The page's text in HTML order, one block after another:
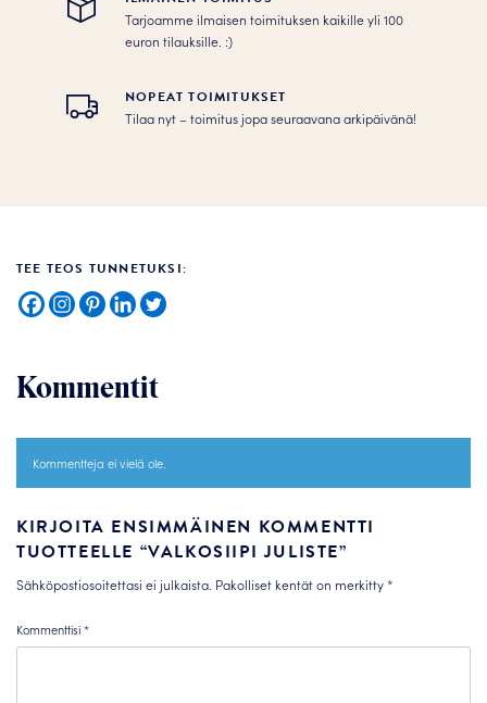
Tarjoamme ilmaisen toimituksen kaikille yli 100
euron tilauksille. :­­)
NOPEAT TOIMITUKSET
Tilaa nyt – toimitus jopa seuraavana arkipäivänä!
TEE TEOS TUNNETUKSI:
Kommentit
Kommentteja ei vielä ole.
KIRJOITA ENSIMMÄINEN KOMMENTTI
TUOTTEELLE “VALKOSIIPI JULISTE”
Sähköpostiosoitettasi ei julkaista. Pakolliset kentät on merkitty*
Kommenttisi*